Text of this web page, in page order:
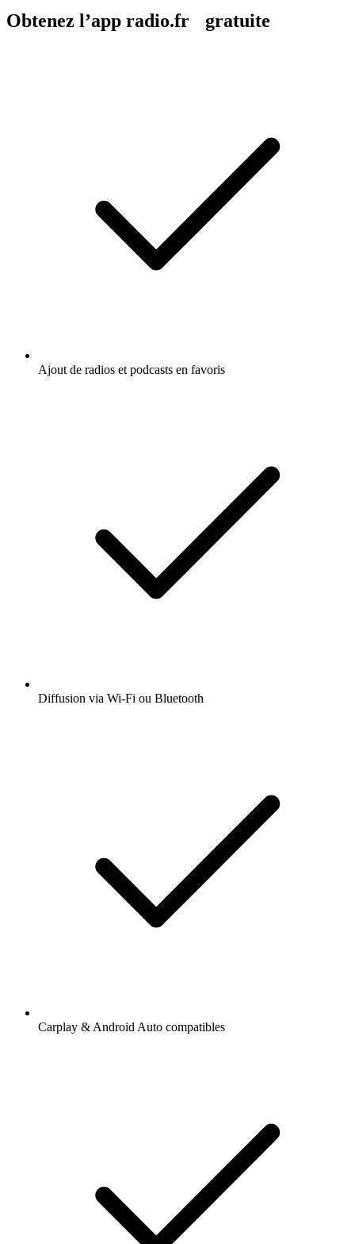
Obtenez l’app radio.fr gratuite
Ajout de radios et podcasts en favoris
Diffusion via Wi-Fi ou Bluetooth
Carplay & Android Auto compatibles